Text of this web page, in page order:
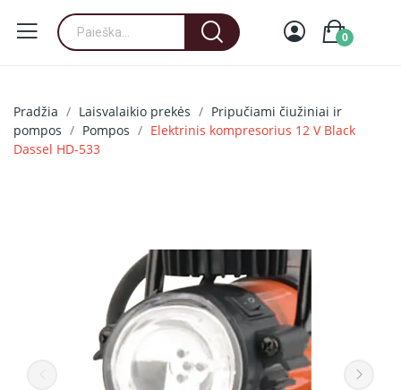
0
Pradžia Laisvalaikio prekės
Pripučiami čiužiniai ir
pompos
Pompos
Elektrinis kompresorius 12 V Black
Dassel HD-533